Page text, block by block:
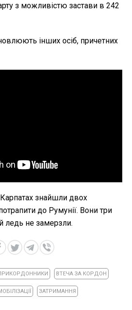
з можливістю застави в 242
інших осіб, причетних
знайшли двох
до Румунії. Вони три
й ледь не замерзли.
ВТЕЧА ЗА КОРДОН
ЗАТРИМАННЯ